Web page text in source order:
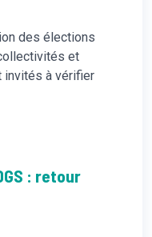
des élections
et
à vérifier
: retour